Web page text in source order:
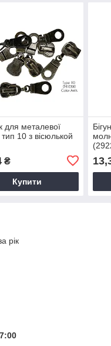
для металевої
тип 10 з вісюлькой
₴
Купити
рік